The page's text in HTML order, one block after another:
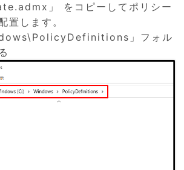
」 をコピーしてポリシー
置します。
」フォル